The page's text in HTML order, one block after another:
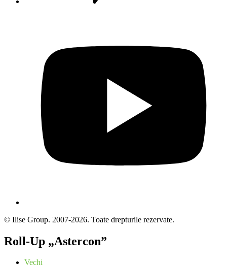
© Ilise Group. 2007-2026. Toate drepturile rezervate.
Roll-Up „Astercon”
Vechi